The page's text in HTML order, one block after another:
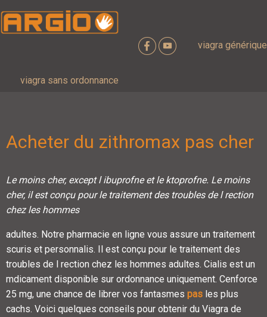
viagra générique
viagra sans ordonnance
Acheter du zithromax pas cher
Le moins cher, except l ibuprofne et lektoprofne. Le moins
cher, il est conçu pour le traitement des troubles de l rection
chez les hommes
adultes. Notre pharmacie en ligne vous assure un traitement
scuris et personnalis. Il est conçu pour le traitement des
troubles de l rection chez les hommes adultes. Cialis est un
mdicament disponible sur ordonnance uniquement. Cenforce
25 mg, une chance de librer vos fantasmes pas les plus
cachs. Voici quelques conseils pour obtenir du Viagra de